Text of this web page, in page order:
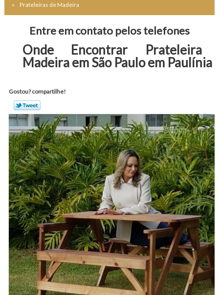
Prateleiras de Madeira
Entre em contato pelos telefones
Onde Encontrar Prateleira
Madeira em São Paulo em Paulínia
Gostou? compartilhe!